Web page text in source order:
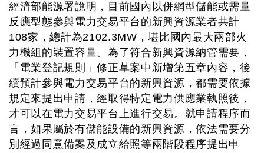
經濟部能源署說明，目前國內以併網型儲能或需量
反應型態參與電力交易平台的新興資源業者共計
108家，總計為2102.3MW，堪比國內最大兩部火
力機組的裝置容量。為了符合新興資源納管需要，
「電業登記規則」修正草案中新增第五章內容，後
續預計參與電力交易平台的新興資源，都需要依據
規定來提出申請，經取得特定電力供應業執照後，
才可以在電力交易平台上進行交易。就申請程序而
言，如果屬於有儲能設備的新興資源，依法需要分
別經過同意備案及成立給照等兩階段程序提出申